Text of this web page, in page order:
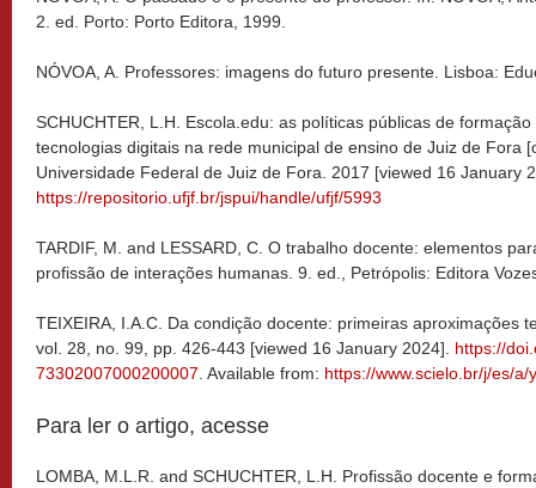
2. ed. Porto: Porto Editora, 1999.
NÓVOA, A. Professores: imagens do futuro presente. Lisboa:
SCHUCHTER, L.H. Escola.edu: as políticas públicas de
tecnologias digitais na rede municipal de ensino de Juiz de Fora
Universidade Federal de Juiz de Fora. 2017 [viewed 16 January
https://repositorio.ufjf.br/jspui/handle/ufjf/5993
TARDIF, M. and LESSARD, C. O trabalho docente: elementos
profissão de interações humanas. 9. ed., Petrópolis: Editora
TEIXEIRA, I.A.C. Da condição docente: primeiras aproximações
vol. 28, no. 99, pp. 426-443 [viewed 16 January 2024]. https://
73302007000200007 . Available from: https://www.scielo.br/j/es/
Para ler o artigo, acesse
LOMBA, M.L.R. and SCHUCHTER,
L.H. Profissão docente e